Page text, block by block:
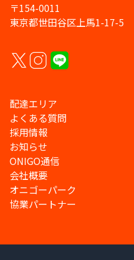
〒154-0011
東京都世田谷区上馬1-17-5
配達エリア
よくある質問
採用情報
お知らせ
ONIGO通信
会社概要
オニゴーパーク
協業パートナー